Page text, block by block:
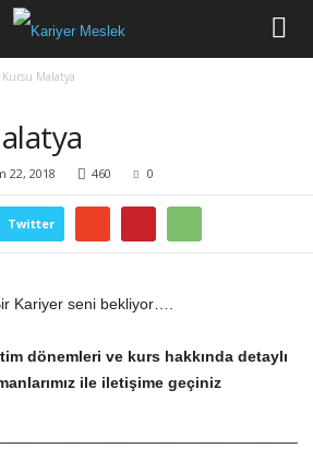
Kursu Malatya
22, 2018 460 0
Twitter
Kariyer seni bekliyor….
dönemleri ve kurs hakkında detaylı
ile iletişime geçiniz